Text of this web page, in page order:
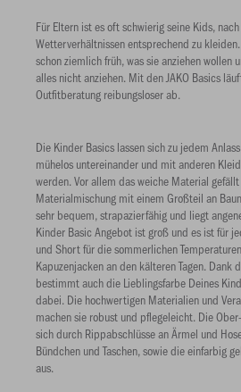
Für Eltern ist es oft schwierig seine Kids,
Wetterverhältnissen entsprechend zu
schon ziemlich früh, was sie anziehen wollen
alles nicht anziehen. Mit den JAKO Basics
Outfitberatung reibungsloser ab.
Die Kinder Basics lassen sich zu jedem
mühelos untereinander und mit anderen
werden. Vor allem das weiche Material
Materialmischung mit einem Großteil an
sehr bequem, strapazierfähig und liegt
Kinder Basic Angebot ist groß und es ist für
und Short für die sommerlichen
Kapuzenjacken an den kälteren Tagen. Dank
bestimmt auch die Lieblingsfarbe Deines
dabei. Die hochwertigen Materialien und
machen sie robust und pflegeleicht. Die
sich durch Rippabschlüsse an Ärmel und
Bündchen und Taschen, sowie die einfarbig
aus.